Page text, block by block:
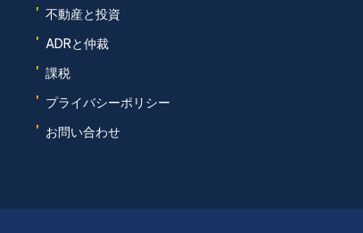
' 不動産と投資
' ADRと仲裁
' 課税
' プライバシーポリシー
' お問い合わせ